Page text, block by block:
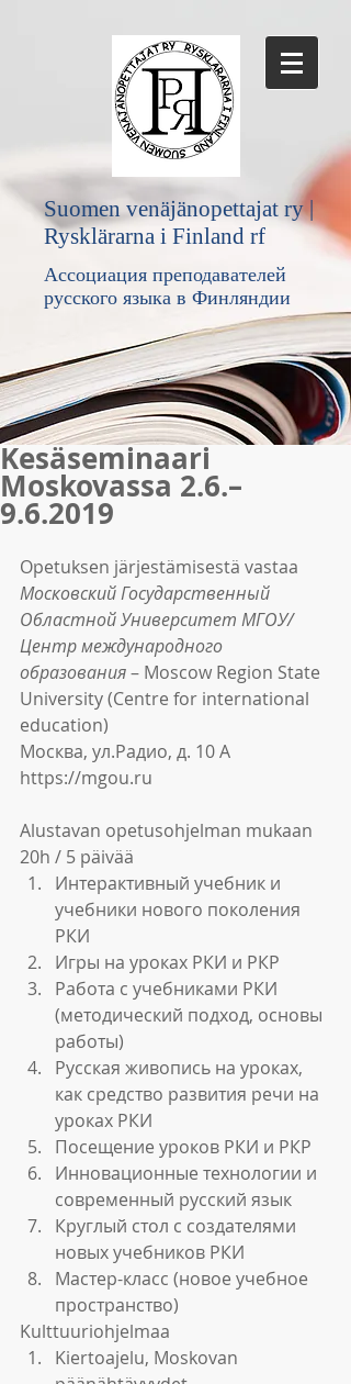
Suomen venäjänopettajat ry |
Rysklärarna i Finland rf
Ассоциация преподавателей
русского языка в Финляндии
Kesäseminaari
Moskovassa 2.6.–
9.6.2019
Opetuksen järjestämisestä vastaa
Московский Государственный
Областной Университет МГОУ/
Центр международного
образования – Moscow Region State
University (Centre for international
education)
Москва, ул.Радио, д. 10 А
https://mgou.ru
Alustavan opetusohjelman mukaan
20h / 5 päivää
Интерактивный учебник и
учебники нового поколения
РКИ
Игры на уроках РКИ и РКР
Работа с учебниками РКИ
(методический подход, основы
работы)
Русская живопись на уроках,
как средство развития речи на
уроках РКИ
Посещение уроков РКИ и РКР
Инновационные технологии и
современный русский язык
Круглый стол с создателями
новых учебников РКИ
Мастер-класс (новое учебное
пространство)
Kulttuuriohjelmaa
Kiertoajelu, Moskovan